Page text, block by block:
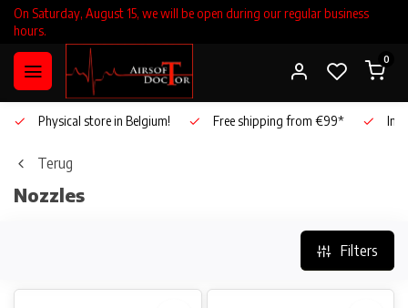
On Saturday, August 15, we will be open during our regular business
hours.
0
Physical store in Belgium! Free shipping from €99*
Terug
Nozzles
Filters